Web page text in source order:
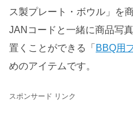
ス製プレート・ボウル」を
JANコードと一緒に商品写
置くことができる「 BBQ用
めのアイテムです。
スポンサード リンク